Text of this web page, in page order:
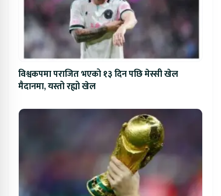
विश्वकपमा पराजित भएको १३ दिन पछि मेस्सी खेल
मैदानमा, यस्तो रह्यो खेल